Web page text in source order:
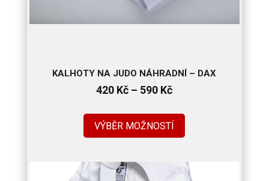
KALHOTY NA JUDO NÁHRADNÍ – DAX
420 Kč – 590 KčRozpětí
420 Kč
až
VÝBĚR MOŽNOSTÍ